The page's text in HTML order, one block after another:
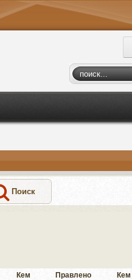
Поиск
Кем Правлено Кем